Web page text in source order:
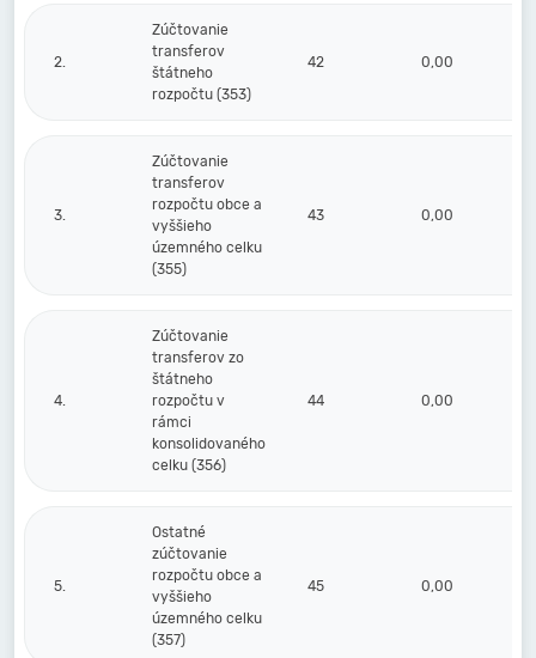
2.
Zúčtovanie
transferov
štátneho
rozpočtu (353)
42 0,00
3.
Zúčtovanie
transferov
rozpočtu obce a
vyššieho
územného celku
(355)
43 0,00
4.
Zúčtovanie
transferov zo
štátneho
rozpočtu v
rámci
konsolidovaného
celku (356)
44 0,00
5.
Ostatné
zúčtovanie
rozpočtu obce a
vyššieho
územného celku
(357)
45 0,00